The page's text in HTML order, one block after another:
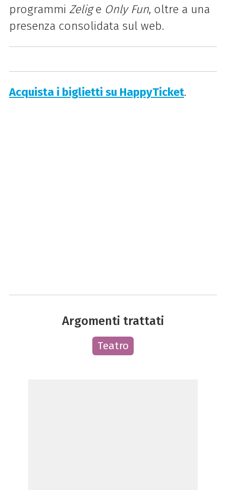
programmi Zelige Only Fun, oltre a una
presenza consolidata sul web.
Acquista i biglietti su HappyTicket.
Argomenti trattati
Teatro